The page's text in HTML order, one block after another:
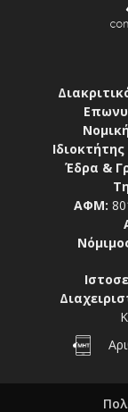
Έδρα &
ΑΦΜ: